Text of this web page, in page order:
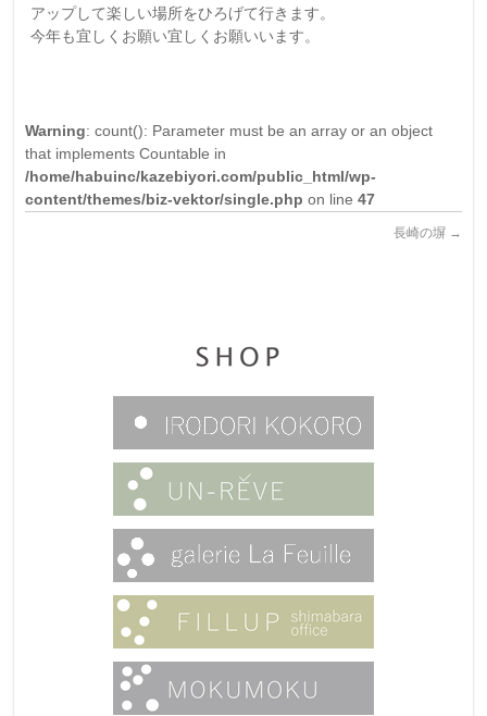
アップして楽しい場所をひろげて行きます。
今年も宜しくお願い宜しくお願いいます。
Warning: count(): Parameter must be an array or an object
that implements Countable in
/home/habuinc/kazebiyori.com/public_html/wp-
content/themes/biz-vektor/single.php on line47
長崎の塀 →